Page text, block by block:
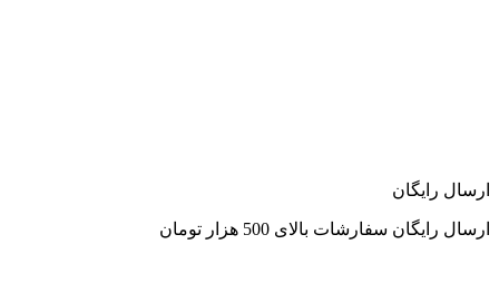
ارسال رایگان
ارسال رایگان سفارشات بالای 500 هزار تومان